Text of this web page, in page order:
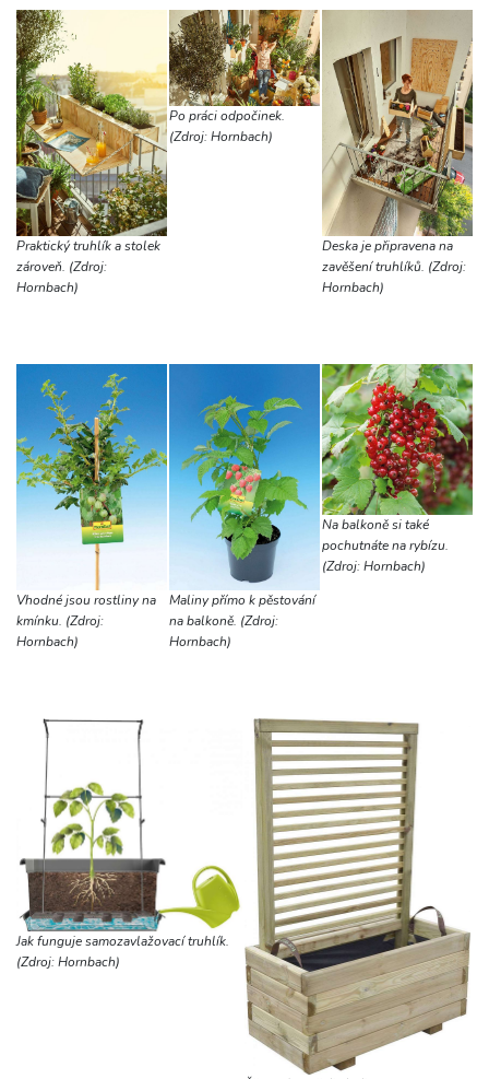
Praktický truhlík a stolek
zároveň. (Zdroj:
Hornbach)
Po práci odpočinek.
(Zdroj: Hornbach)
Deska je připravena na
zavěšení truhlíků. (Zdroj:
Hornbach)
Vhodné jsou rostliny na
kmínku. (Zdroj:
Hornbach)
Maliny přímo k pěstování
na balkoně. (Zdroj:
Hornbach)
Na balkoně si také
pochutnáte na rybízu.
(Zdroj: Hornbach)
Jak funguje samozavlažovací truhlík.
(Zdroj: Hornbach)